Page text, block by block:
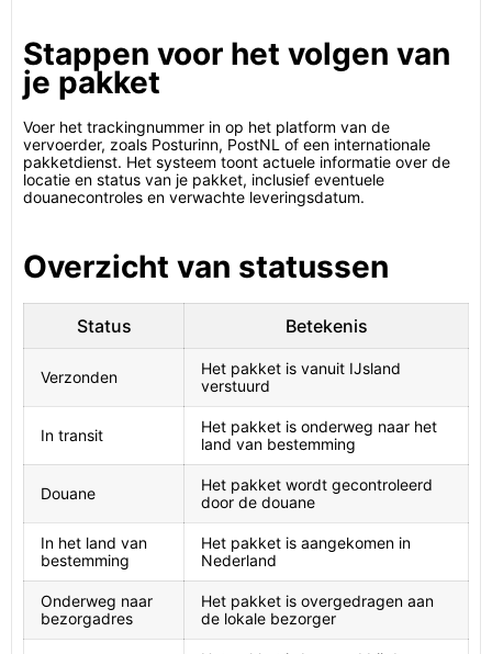
Stappen voor het volgen van
je pakket
Voer het trackingnummer in op het platform van de
vervoerder, zoals Posturinn, PostNL of een internationale
pakketdienst. Het systeem toont actuele informatie over de
locatie en status van je pakket, inclusief eventuele
douanecontroles en verwachte leveringsdatum.
Overzicht van statussen
Status Betekenis
Verzonden
Het pakket is vanuit IJsland
verstuurd
In transit
Het pakket is onderweg naar het
land van bestemming
Douane
Het pakket wordt gecontroleerd
door de douane
In het land van
bestemming
Het pakket is aangekomen in
Nederland
Onderweg naar
bezorgadres
Het pakket is overgedragen aan
de lokale bezorger